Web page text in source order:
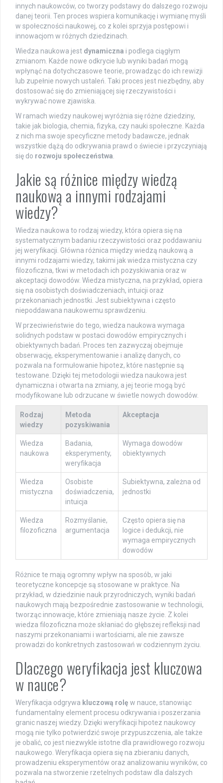
innych naukowców, co tworzy podstawy do dalszego rozwoju
danej teorii. Ten proces wspiera komunikację i wymianę myśli
w społeczności naukowej, co z kolei sprzyja postępowi i
innowacjom w różnych dziedzinach.
Wiedza naukowa jest dynamiczna i podlega ciągłym
zmianom. Każde nowe odkrycie lub wyniki badań mogą
wpłynąć na dotychczasowe teorie, prowadząc do ich rewizji
lub zupełnie nowych ustaleń. Taki proces jest niezbędny, aby
dostosować się do zmieniającej się rzeczywistości i
wykrywać nowe zjawiska.
W ramach wiedzy naukowej wyróżnia się różne dziedziny,
takie jak biologia, chemia, fizyka, czy nauki społeczne. Każda
z nich ma swoje specyficzne metody badawcze, jednak
wszystkie dążą do odkrywania prawd o świecie i przyczyniają
się do rozwoju społeczeństwa
Jakie są różnice między wiedzą
naukową a innymi rodzajami
wiedzy?
Wiedza naukowa to rodzaj wiedzy, która opiera się na
systematycznym badaniu rzeczywistości oraz poddawaniu
jej weryfikacji. Główna różnica między wiedzą naukową a
innymi rodzajami wiedzy, takimi jak wiedza mistyczna czy
filozoficzna, tkwi w metodach ich pozyskiwania oraz w
akceptacji dowodów. Wiedza mistyczna, na przykład, opiera
się na osobistych doświadczeniach, intuicji oraz
przekonaniach jednostki. Jest subiektywna i często
niepoddawana naukowemu sprawdzeniu.
W przeciwieństwie do tego, wiedza naukowa wymaga
solidnych podstaw w postaci dowodów empirycznych i
obiektywnych badań. Proces ten zazwyczaj obejmuje
obserwację, eksperymentowanie i analizę danych, co
pozwala na formułowanie hipotez, które następnie są
testowane. Dzięki tej metodologii wiedza naukowa jest
dynamiczna i otwarta na zmiany, a jej teorie mogą być
modyfikowane lub odrzucane w świetle nowych dowodów.
Rodzaj
wiedzy
Metoda
pozyskiwania
Akceptacja
Wiedza
naukowa
Badania,
eksperymenty,
weryfikacja
Wymaga dowodów
obiektywnych
Wiedza
mistyczna
Osobiste
doświadczenia,
intuicja
Subiektywna, zależna od
jednostki
Wiedza
filozoficzna
Rozmyślanie,
argumentacja
Często opiera się na
logice i dedukcji, nie
wymaga empirycznych
dowodów
Różnice te mają ogromny wpływ na sposób, w jaki
teoretyczne koncepcje są stosowane w praktyce. Na
przykład, w dziedzinie nauk przyrodniczych, wyniki badań
naukowych mają bezpośrednie zastosowanie w technologii,
tworząc innowacje, które zmieniają nasze życie. Z kolei
wiedza filozoficzna może skłaniać do głębszej refleksji nad
naszymi przekonaniami i wartościami, ale nie zawsze
prowadzi do konkretnych zastosowań w codziennym życiu.
Dlaczego weryfikacja jest kluczowa
w nauce?
Weryfikacja odgrywa kluczową rolę w nauce, stanowiąc
fundamentalny element procesu odkrywania i poszerzania
granic naszej wiedzy. Dzięki weryfikacji hipotez naukowcy
mogą nie tylko potwierdzić swoje przypuszczenia, ale także
je obalić, co jest niezwykle istotne dla prawidłowego rozwoju
naukowego. Weryfikacja opiera się na zbieraniu danych,
prowadzeniu eksperymentów oraz analizowaniu wyników, co
pozwala na stworzenie rzetelnych podstaw dla dalszych